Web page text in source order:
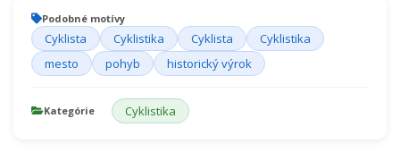
Podobné motívy
Cyklista Cyklistika Cyklista
Cyklistika
mesto
pohyb historický výrok
Kategórie Cyklistika